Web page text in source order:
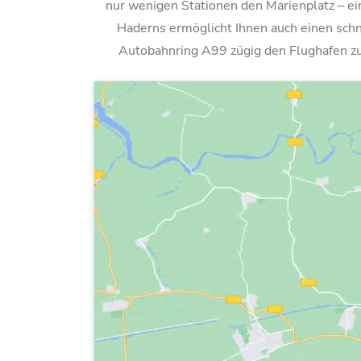
nur wenigen Stationen den Marienplatz –
Haderns ermöglicht Ihnen auch einen
Autobahnring A99 zügig den Flughafen